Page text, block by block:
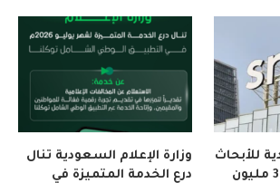
وزارة الإعلام السعودية تنال
درع الخدمة المتميزة في
للأبحاث
والإعلام تحقق 34.8 مليون